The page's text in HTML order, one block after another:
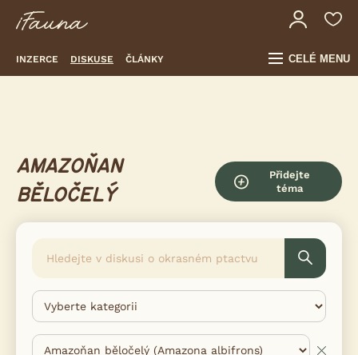
INZERCE DISKUSE ČLÁNKY CELÉ MENU
AMAZOŇAN
BĚLOČELÝ
Přidejte
téma